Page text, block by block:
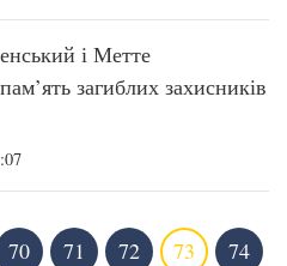
і Метте
загиблих захисників
70 71 72 73
74